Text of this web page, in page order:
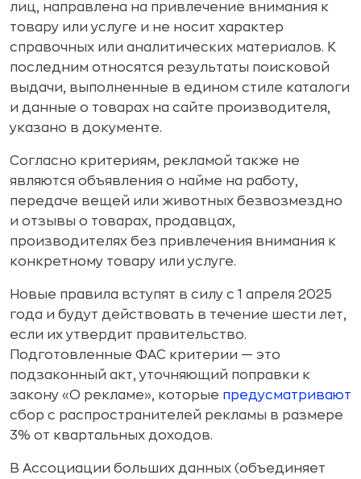
лиц, направлена на привлечение внимания к
товару или услуге и не носит характер
справочных или аналитических материалов. К
последним относятся результаты поисковой
выдачи, выполненные в едином стиле каталоги
и данные о товарах на сайте производителя,
указано в документе.
Согласно критериям, рекламой также не
являются объявления о найме на работу,
передаче вещей или животных безвозмездно
и отзывы о товарах, продавцах,
производителях без привлечения внимания к
конкретному товару или услуге.
Новые правила вступят в силу с 1 апреля 2025
года и будут действовать в течение шести лет,
если их утвердит правительство.
Подготовленные ФАС критерии — это
подзаконный акт, уточняющий поправки к
закону «О рекламе», которые предусматривают
сбор с распространителей рекламы в размере
3% от квартальных доходов.
В Ассоциации больших данных (объединяет